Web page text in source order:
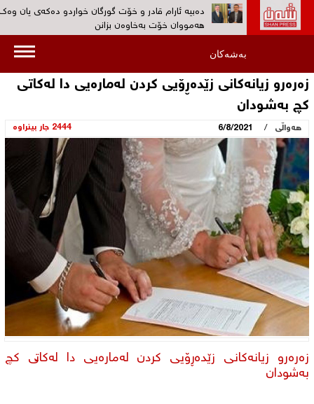
دەبیە ئارام قادر و خۆت گورگان خواردو ده‌كه‌ی یان
هەمووان خۆت بەخاوەن بزانن‌
ڕۆژانى 19 و 20ى ئەم مانگە کۆنگرەى پێنجی
به‌ڤیدیۆ...کۆمەڵ: هیوادارین پڕۆسەی چەکدانانی
بەڤیدیۆ... 30 ئەندامی پارتی کرێکارانی کوردستان
دەیانسووتێنن‌
هۆكاری دەستگیرکردن ‌و بێسەروشوێنکردنی ئارام قادر
نیشتمانیی بزانه‌؟‌
بەشەکان
زەرەرو زیانەکانی زێدەڕۆیی کردن لەمارەیی دا لەکاتى
کچ بەشودان
هەواڵی /
6/8/2021 2444 جار بینراوە
زەرەرو زیانەکانی زێدەڕۆیی کردن لەمارەیی دا لەکاتى کچ
بەشودان